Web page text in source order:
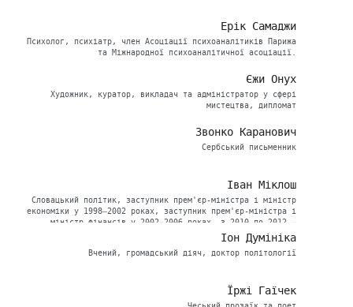
Ерік Самаджи
Психолог, психіатр, член Асоціації психоаналітиків Парижа
та Міжнародної психоаналітичної асоціації.
Єжи Онух
Художник, куратор, викладач та адміністратор у сфері
мистецтва, дипломат
Звонко Каранович
Сербський письменник
Іван Міклош
Словацький політик, заступник прем'єр-міністра і міністр
економіки у 1998–2002 роках, заступник прем'єр-міністра і
міністр фінансів у 2002–2006 роках, з 2010 по 2012 –
заступник прем'єр-міністра
Іон Думініка
Вчений, громадський діяч, доктор політології
Їржі Гаїчек